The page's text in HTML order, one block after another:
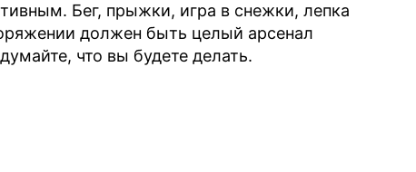
Бег, прыжки, игра в снежки, лепка
должен быть целый арсенал
что вы будете делать.